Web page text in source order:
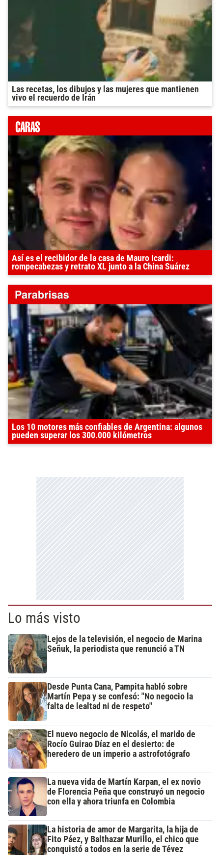
Las recetas, los dibujos y las mujeres que mantienen
vivo el recuerdo de Irán
Así es el recibidor de la casa de Mauro Icardi:
rompecabezas y retrato XL junto a la China Suárez
Los 10 motores más confiables de Argentina: algunos
pueden superar los 300.000 kilómetros
Lo más visto
Lejos de la televisión, el negocio de Marina
Señuk, la periodista que renunció a TN
Desde Punta Cana, Pampita habló sobre
Martín Pepa y se confesó: "No negocio la
falta de lealtad ni de respeto"
El nuevo negocio de Nicolás, el marido de
Rocío Guirao Díaz en el desierto: de
heredero de un imperio a astrofotógrafo
La nueva vida de Martín Karpan, el ex novio
de Florencia Peña que construyó un negocio
con ella y ahora triunfa en Colombia
La historia de amor de Margarita, la hija de
Fito Páez, y Balthazar Murillo, el chico que
conquistó a todos en la serie de Tévez